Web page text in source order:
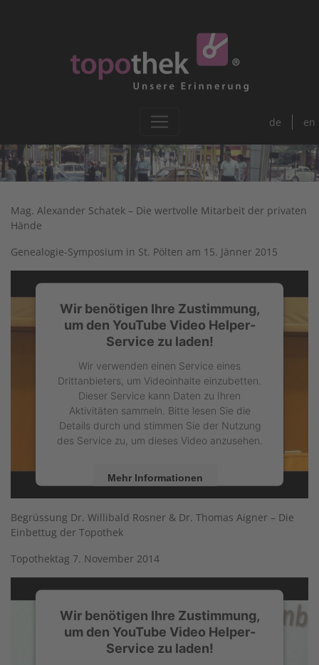
de en
Mag. Alexander Schatek – Die wertvolle Mitarbeit der privaten
Hände
Genealogie-Symposium in St. Pölten am 15. Jänner 2015
Wir benötigen Ihre Zustimmung,
um den YouTube Video Helper-
Service zu laden!
Wir verwenden einen Service eines
Drittanbieters, um Videoinhalte einzubetten.
Dieser Service kann Daten zu Ihren
Aktivitäten sammeln. Bitte lesen Sie die
Details durch und stimmen Sie der Nutzung
des Service zu, um dieses Video anzusehen.
Mehr Informationen
Akzeptieren
powered by
Management Platform
Begrüssung Dr. Willibald Rosner & Dr. Thomas Aigner – Die
Einbettug der Topothek
Topothektag 7. November 2014
Wir benötigen Ihre Zustimmung,
um den YouTube Video Helper-
Service zu laden!